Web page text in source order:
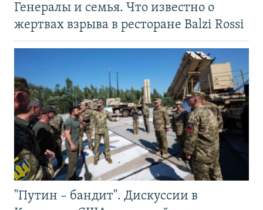
Генералы и семья. Что известно о
жертвах взрыва в ресторане Balzi Rossi
"Путин – бандит". Дискуссии в